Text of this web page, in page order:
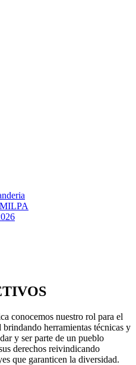
conocemos nuestro rol para el
herramientas técnicas y
y ser parte de un pueblo
derechos reivindicando
que garanticen la diversidad.